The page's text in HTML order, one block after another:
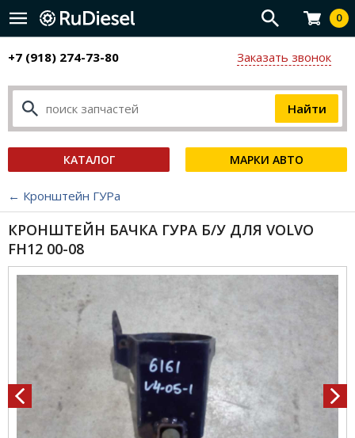
0
+7 (918) 274-73-80 Заказать звонок
КАТАЛОГ МАРКИ АВТО
← Кронштейн ГУРа
КРОНШТЕЙН БАЧКА ГУРА Б/У ДЛЯ VOLVO
FH12 00-08